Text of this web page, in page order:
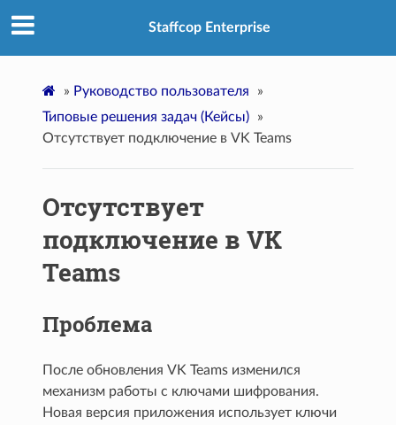
Staffcop Enterprise
» Руководство пользователя
»
Типовые решения задач (Кейсы)
»
Отсутствует подключение в VK Teams
Отсутствует
подключение в VK
Teams
Проблема
После обновления VK Teams изменился
механизм работы с ключами шифрования.
Новая версия приложения использует ключи